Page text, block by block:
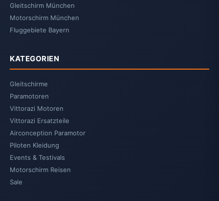
Gleitschirm München
Motorschirm München
Fluggebiete Bayern
KATEGORIEN
Gleitschirme
Paramotoren
Vittorazi Motoren
Vittorazi Ersatzteile
Airconception Paramotor
Piloten Kleidung
Events & Testivals
Motorschirm Reisen
Sale